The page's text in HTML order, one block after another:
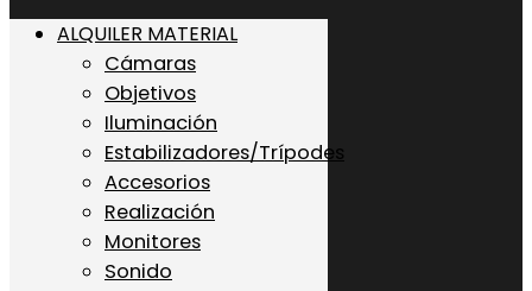
ALQUILER MATERIAL
Cámaras
Objetivos
Iluminación
Estabilizadores/Trípodes
Accesorios
Realización
Monitores
Sonido